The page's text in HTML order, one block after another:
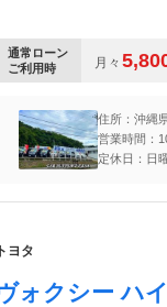
通常ローン
ご利用時
月々
住所：沖縄
営業時間：
定休日：日
トヨタ